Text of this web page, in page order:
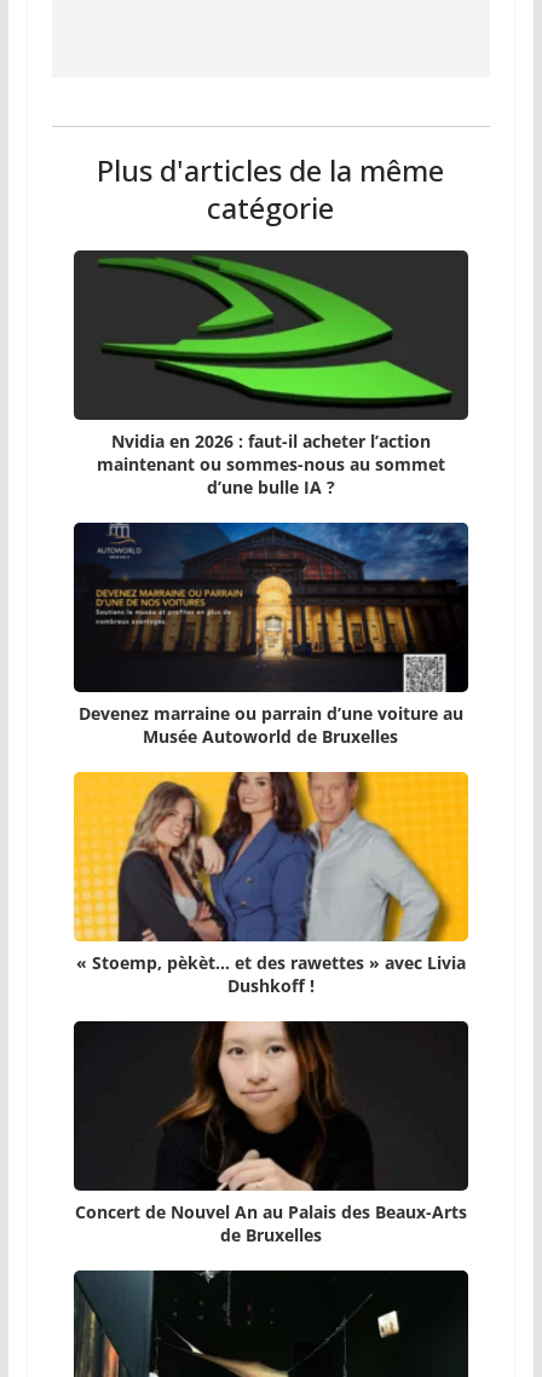
Plus d'articles de la même
catégorie
Nvidia en 2026 : faut-il acheter l’action
maintenant ou sommes-nous au sommet
d’une bulle IA ?
Devenez marraine ou parrain d’une voiture au
Musée Autoworld de Bruxelles
« Stoemp, pèkèt… et des rawettes » avec Livia
Dushkoff !
Concert de Nouvel An au Palais des Beaux-Arts
de Bruxelles